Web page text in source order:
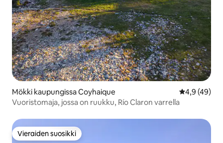
Mökki kaupungissa Coyhaique
4,9 (49)
Vuoristomaja, jossa on ruukku, Río Claron varrella
Vieraiden suosikki
Vieraiden suosikki